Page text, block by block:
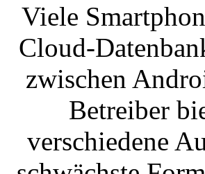
Viele
Cloud-
zwischen
Betreiber
verschiedene